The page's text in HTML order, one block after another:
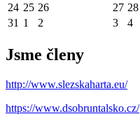
24 25 26 27 28
31 1 2 3 4
Jsme členy
http://www.slezskaharta.eu/
https://www.dsobruntalsko.cz/